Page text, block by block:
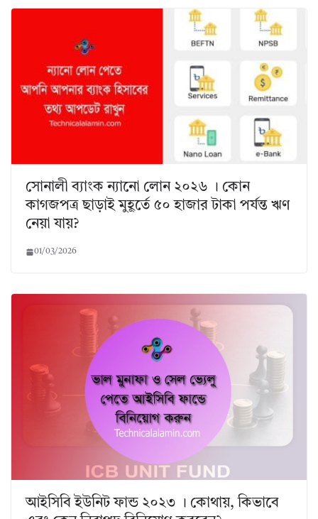
সোনালী ব্যাংক ন্যানো লোন ২০২৬ । কোন
কাগজপত্র ছাড়াই মুহূর্তে ৫০ হাজার টাকা পর্যন্ত ঋণ
নেয়া যায়?
01/03/2026
আইসিবি ইউনিট ফান্ড ২০২৩ । কোথায়, কিভাবে